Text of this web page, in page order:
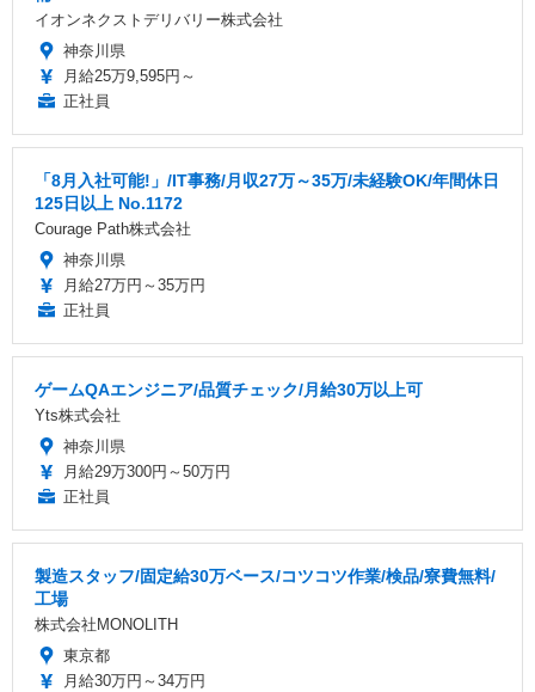
イオンネクストデリバリー株式会社
神奈川県
月給25万9,595円～
正社員
「8月入社可能!」/IT事務/月収27万～35万/未経験OK/年間休日
125日以上 No.1172
Courage Path株式会社
神奈川県
月給27万円～35万円
正社員
ゲームQAエンジニア/品質チェック/月給30万以上可
Yts株式会社
神奈川県
月給29万300円～50万円
正社員
製造スタッフ/固定給30万ベース/コツコツ作業/検品/寮費無料/
工場
株式会社MONOLITH
東京都
月給30万円～34万円